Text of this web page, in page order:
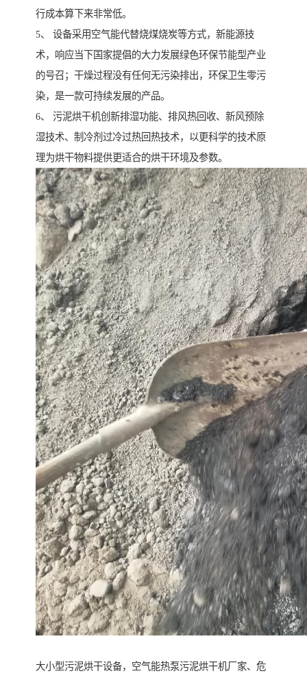
行成本算下来非常低。
5、 设备采用空气能代替烧煤烧炭等方式，新能源技
术，响应当下国家提倡的大力发展绿色环保节能型产业
的号召；干燥过程没有任何无污染排出，环保卫生零污
染，是一款可持续发展的产品。
6、 污泥烘干机创新排湿功能、排风热回收、新风预除
湿技术、制冷剂过冷过热回热技术，以更科学的技术原
理为烘干物料提供更适合的烘干环境及参数。
大小型污泥烘干设备，空气能热泵污泥烘干机厂家、危